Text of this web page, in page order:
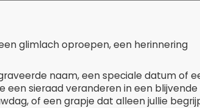
glimlach oproepen, een herinnering
naam, een speciale datum of
een sieraad veranderen in een blijvende
of een grapje dat alleen jullie